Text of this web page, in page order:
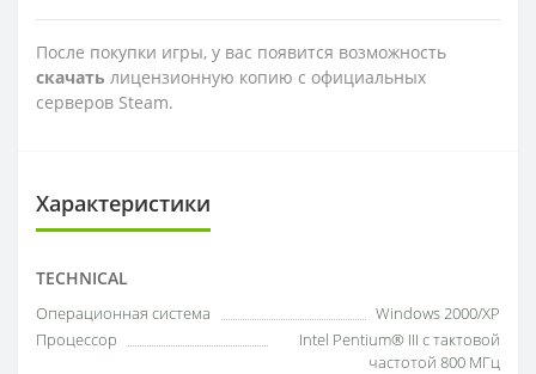
После покупки игры, у вас появится возможность
скачать лицензионную копию с официальных
серверов Steam.
Характеристики
TECHNICAL
Операционная система
Windows 2000/XP
Процессор
Intel Pentium® III с тактовой
частотой 800 МГц